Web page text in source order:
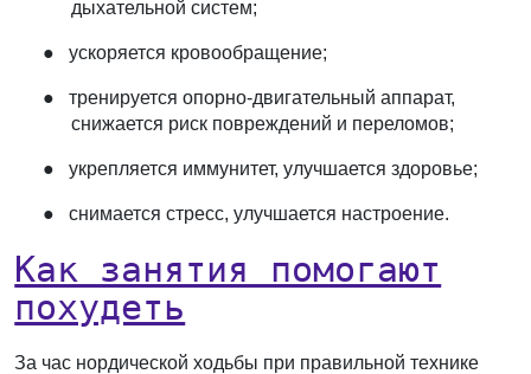
дыхательной систем;
● ускоряется кровообращение;
●
тренируется опорно-двигательный аппарат,
снижается риск повреждений и переломов;
● укрепляется иммунитет, улучшается здоровье;
● снимается стресс, улучшается настроение.
Как занятия помогают
похудеть
За час нордической ходьбы при правильной технике